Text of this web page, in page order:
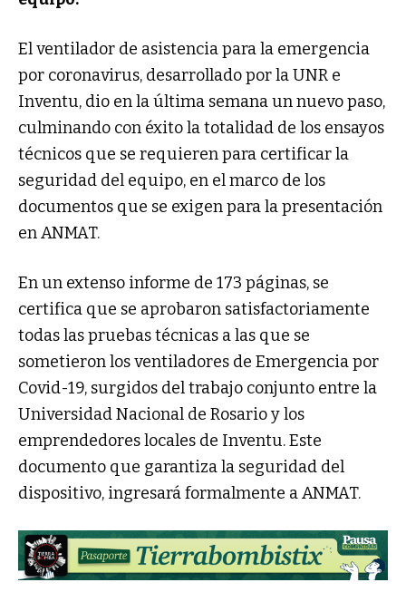
El ventilador de asistencia para la emergencia
por coronavirus, desarrollado por la UNR e
Inventu, dio en la última semana un nuevo paso,
culminando con éxito la totalidad de los ensayos
técnicos que se requieren para certificar la
seguridad del equipo, en el marco de los
documentos que se exigen para la presentación
en ANMAT.
En un extenso informe de 173 páginas, se
certifica que se aprobaron satisfactoriamente
todas las pruebas técnicas a las que se
sometieron los ventiladores de Emergencia por
Covid-19, surgidos del trabajo conjunto entre la
Universidad Nacional de Rosario y los
emprendedores locales de Inventu. Este
documento que garantiza la seguridad del
dispositivo, ingresará formalmente a ANMAT.